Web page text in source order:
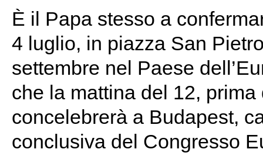
È il Papa stesso a
4 luglio, in piazza San
settembre nel Paese
che la mattina del 12,
concelebrerà a Budapest,
conclusiva del Congresso